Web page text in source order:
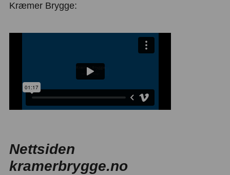
Kræmer Brygge:
Nettsiden
kramerbrygge.no